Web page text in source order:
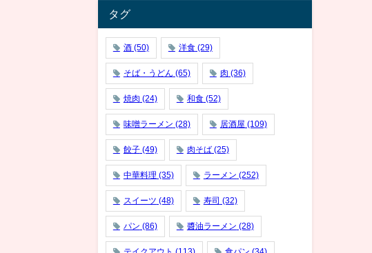
タグ
酒 (50) 洋食(29)
そば・うどん (65) 肉 (36)
焼肉 (24) 和食(52)
味噌ラーメン (28) 居酒屋 (109)
餃子(49) 肉そば (25)
中華料理 (35) ラーメン (252)
スイーツ (48) 寿司 (32)
パン (86) 醬油ラーメン (28)